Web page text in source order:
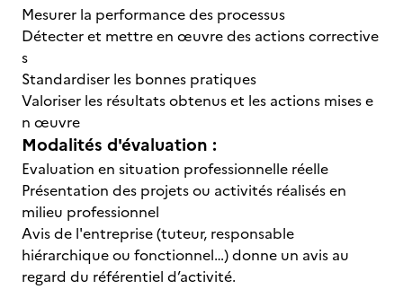
Mesurer la performance des processus
Détecter et mettre en œuvre des actions corrective
s
Standardiser les bonnes pratiques
Valoriser les résultats obtenus et les actions mises e
n œuvre
Modalités d'évaluation :
Evaluation en situation professionnelle réelle
Présentation des projets ou activités réalisés en
milieu professionnel
Avis de l'entreprise (tuteur, responsable
hiérarchique ou fonctionnel…) donne un avis au
regard du référentiel d’activité.